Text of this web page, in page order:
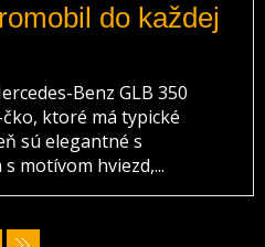
do každej
Benz GLB 350
ktoré má typické
sú elegantné s
motívom hviezd,...